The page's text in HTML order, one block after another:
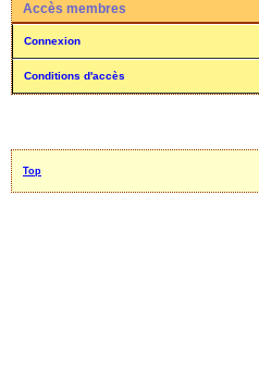
Accès membres
Connexion
Conditions d'accès
Top